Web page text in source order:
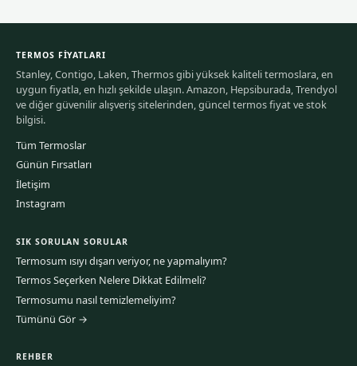
TERMOS FIYATLARI
Stanley, Contigo, Laken, Thermos gibi yüksek kaliteli termoslara, en
uygun fiyatla, en hızlı şekilde ulaşın. Amazon, Hepsiburada, Trendyol
ve diğer güvenilir alışveriş sitelerinden, güncel termos fiyat ve stok
bilgisi.
Tüm Termoslar
Günün Fırsatları
İletişim
Instagram
SIK SORULAN SORULAR
Termosum ısıyı dışarı veriyor, ne yapmalıyım?
Termos Seçerken Nelere Dikkat Edilmeli?
Termosumu nasıl temizlemeliyim?
Tümünü Gör →
REHBER